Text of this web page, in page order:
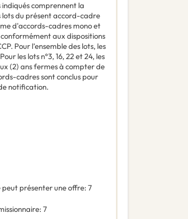
comprennent la
lots du présent accord-cadre
d'accords-cadres mono et
aux dispositions
Pour l’ensemble des lots, les
les lots n°3, 16, 22 et 24, les
(2) ans fermes à compter de
cadres sont conclus pour
notification.
peut présenter une offre: 7
: 7